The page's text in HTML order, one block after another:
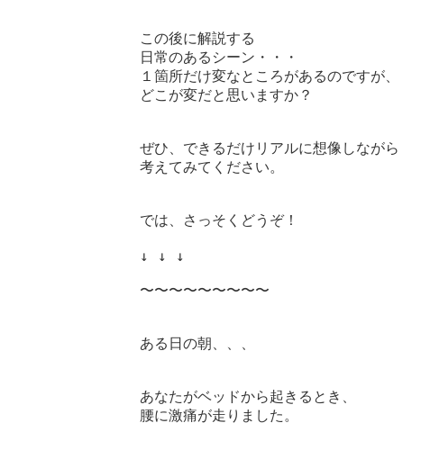
この後に解説する
日常のあるシーン・・・
１箇所だけ変なところがあるのですが、
どこが変だと思いますか？
ぜひ、できるだけリアルに想像しながら
考えてみてください。
では、さっそくどうぞ！
↓ ↓ ↓
〜〜〜〜〜〜〜〜〜
ある日の朝、、、
あなたがベッドから起きるとき、
腰に激痛が走りました。